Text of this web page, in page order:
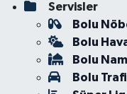
Servisler
Bolu
Bolu
Bolu
Bolu